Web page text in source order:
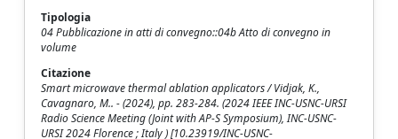
Tipologia
04 Pubblicazione in atti di convegno::04b Atto di convegno in
volume
Citazione
Smart microwave thermal ablation applicators / Vidjak, K.,
Cavagnaro, M.. - (2024), pp. 283-284. (2024 IEEE INC-USNC-URSI
Radio Science Meeting (Joint with AP-S Symposium), INC-USNC-
URSI 2024 Florence ; Italy ) [10.23919/INC-USNC-